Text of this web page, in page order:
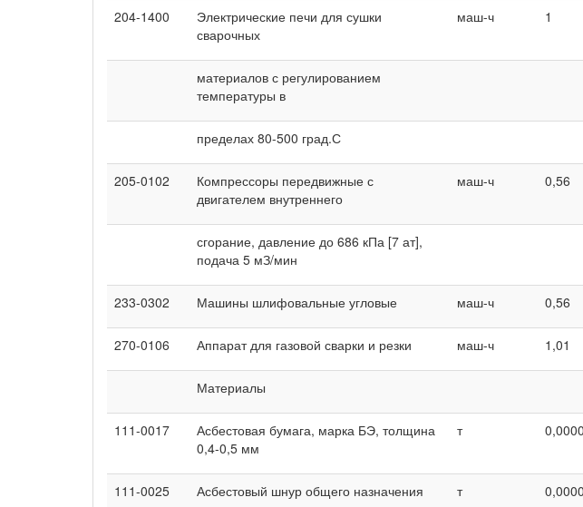
204-1400
Электрические печи для сушки
сварочных
маш-ч 1
материалов с регулированием
температуры в
пределах 80-500 град.С
205-0102
Компрессоры передвижные с
двигателем внутреннего
маш-ч 0,56
сгорание, давление до 686 кПа [7 ат],
подача 5 мЗ/мин
233-0302 Машины шлифовальные угловые маш-ч 0,56
270-0106 Аппарат для газовой сварки и резки маш-ч 1,01
Материалы
111-0017
Асбестовая бумага, марка БЭ, толщина
0,4-0,5 мм
т
111-0025 Асбестовый шнур общего назначения т